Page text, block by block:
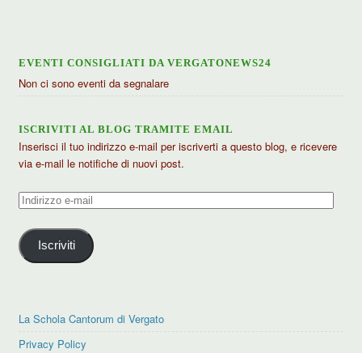
EVENTI CONSIGLIATI DA VERGATONEWS24
Non ci sono eventi da segnalare
ISCRIVITI AL BLOG TRAMITE EMAIL
Inserisci il tuo indirizzo e-mail per iscriverti a questo blog, e ricevere
via e-mail le notifiche di nuovi post.
Indirizzo
mail
Iscriviti
La Schola Cantorum di Vergato
Privacy Policy